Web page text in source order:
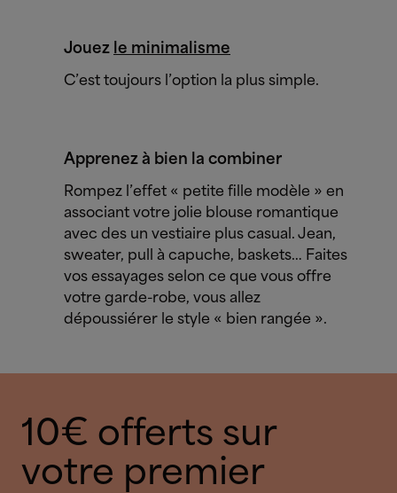
Jouez le minimalisme
C’est toujours l’option la plus simple.
Apprenez à bien la combiner
Rompez l’effet « petite fille modèle » en
associant votre jolie blouse romantique
avec des un vestiaire plus casual. Jean,
sweater, pull à capuche, baskets… Faites
vos essayages selon ce que vous offre
votre garde-robe, vous allez
dépoussiérer le style « bien rangée ».
10€ offerts sur
votre premier